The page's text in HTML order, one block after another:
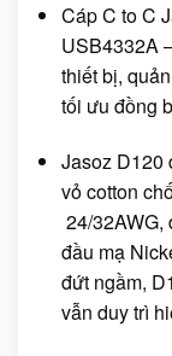
Cáp C to C
USB4332A
thiết bị,
tối ưu đồng
Jasoz D120
vỏ cotton
24/32AWG,
đầu mạ
đứt ngầm,
vẫn duy trì